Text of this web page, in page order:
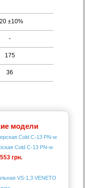
±10%
-
175
36
модели
Cold C-13 PN-w
грн.